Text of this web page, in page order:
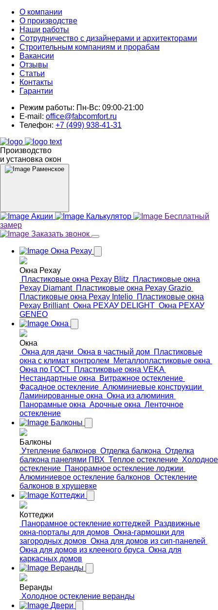
О компании
О производстве
Наши работы
Сотрудничество с дизайнерами и архитекторами
Строительным компаниям и прорабам
Вакансии
Отзывы
Статьи
Контакты
Гарантии
Режим работы: Пн-Вс: 09:00-21:00
E-mail: office@fabcomfort.ru
Телефон: +7 (499) 938-41-31
Производство
и установка окон
Раменское
Акции Калькулятор
Бесплатный
замер
Заказать звонок
Окна Рехау
Окна Рехау
Пластиковые окна Рехау Blitz
Пластиковые окна
Рехау Diamant Пластиковые окна Рехау Grazio
Пластиковые окна Рехау Intelio Пластиковые окна
Рехау Brilliant Окна РЕХАУ DELIGHT Окна РЕХАУ
GENEO
Окна
Окна
Окна для дачи Окна в частный дом
Пластиковые
окна с климат контролем
Металлопластиковые окна
Окна по ГОСТ Пластиковые окна VEKA
Нестандартные окна
Витражное остекление
Фасадное остекление Алюминиевые конструкции
Ламинированные окна Окна из алюминия
Панорамные окна Арочные окна Ленточное
остекление
Балконы
Балконы
Утепление балконов Отделка балкона Отделка
балкона панелями ПВХ Теплое остекление Холодное
остекление Панорамное остекление лоджии
Алюминиевое остекление балконов Остекление
балконов в хрущевке
Коттеджи
Коттеджи
Панорамное остекление коттеджей
Раздвижные
окна-порталы для домов Окна-гармошки для
загородных домов Окна для домов из сип-панелей
Окна для домов из клееного бруса Окна для
каркасных домов
Веранды
Веранды
Холодное остекление веранды
Двери